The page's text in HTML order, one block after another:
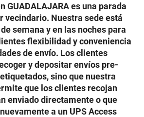
GUADALAJARA es una parada
vecindario. Nuestra sede está
semana y en las noches para
flexibilidad y conveniencia
de envío. Los clientes
y depositar envíos pre-
sino que nuestra
que los clientes recojan
enviado directamente o que
a un UPS Access